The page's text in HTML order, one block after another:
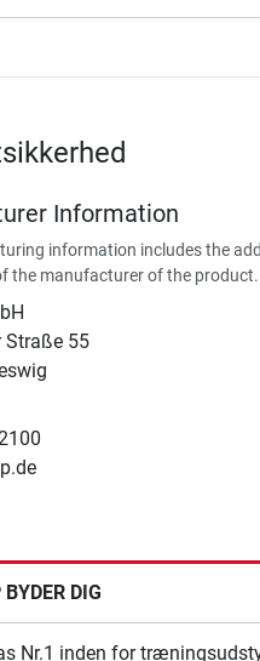
Information
information includes the
the manufacturer of the product.
Straße 55
DIG
Nr.1 inden for